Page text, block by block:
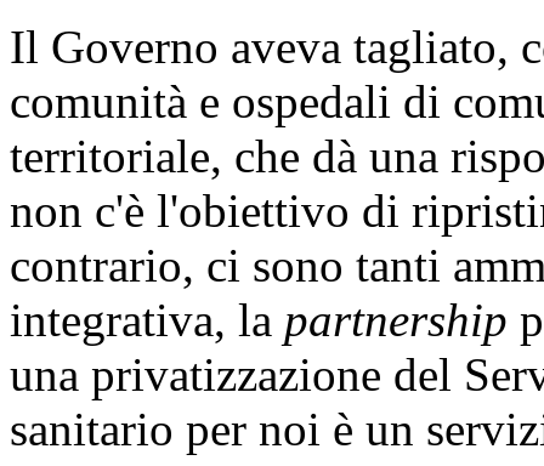
Il Governo aveva tagliato,
comunità e ospedali di
territoriale, che dà una
non c'è l'obiettivo di
contrario, ci sono tanti
integrativa, la partnership
una privatizzazione del
sanitario per noi è un